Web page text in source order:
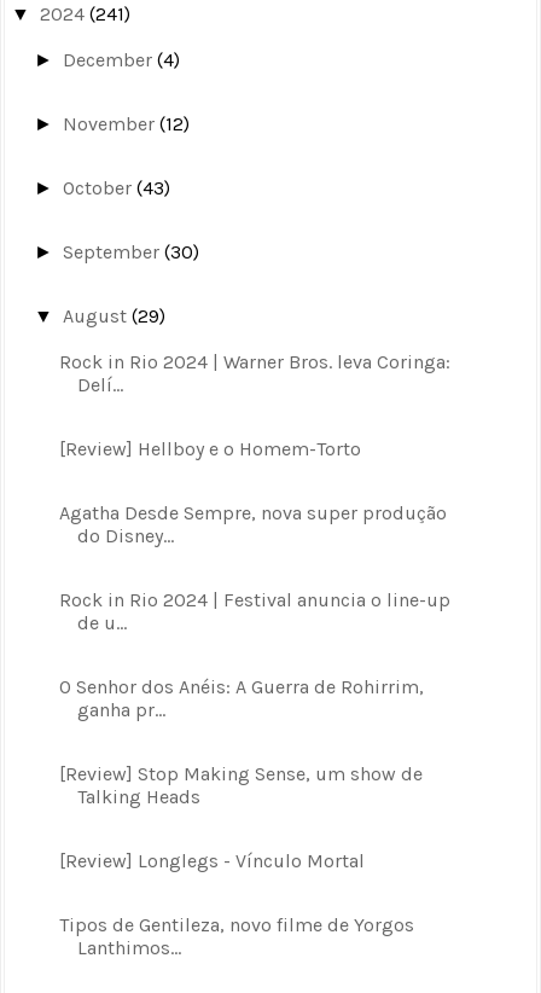
▼ 2024 (241)
► December(4)
► November(12)
►October(43)
►September(30)
▼ August(29)
Rock in Rio 2024 | Warner Bros. leva Coringa:
Delí...
[Review] Hellboy e o Homem-Torto
Agatha Desde Sempre, nova super produção
do Disney...
Rock in Rio 2024 | Festival anuncia o line-up
de u...
O Senhor dos Anéis: A Guerra de Rohirrim,
ganha pr...
[Review] Stop Making Sense, um show de
Talking Heads
[Review] Longlegs - Vínculo Mortal
Tipos de Gentileza, novo filme de Yorgos
Lanthimos...